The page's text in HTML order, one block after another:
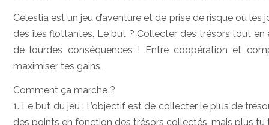
Célestia est un jeu d’aventure et de prise de risque où
des îles flottantes. Le but ? Collecter des trésors tout
de lourdes conséquences ! Entre coopération et
maximiser tes gains.
Comment ça marche ?
1. Le but du jeu : L’objectif est de collecter le plus de
des points en fonction des trésors collectés, mais plus tu